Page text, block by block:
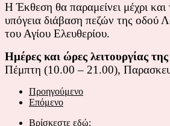
Η Έκθεση θα παραμείνει μέχρι
υπόγεια διάβαση πεζών της οδού
του Αγίου Ελευθερίου.
Ημέρες και ώρες λειτουργίας
Πέμπτη (10.00 – 21.00),
Προηγούμενο
Επόμενο
Βρίσκεστε εδώ: